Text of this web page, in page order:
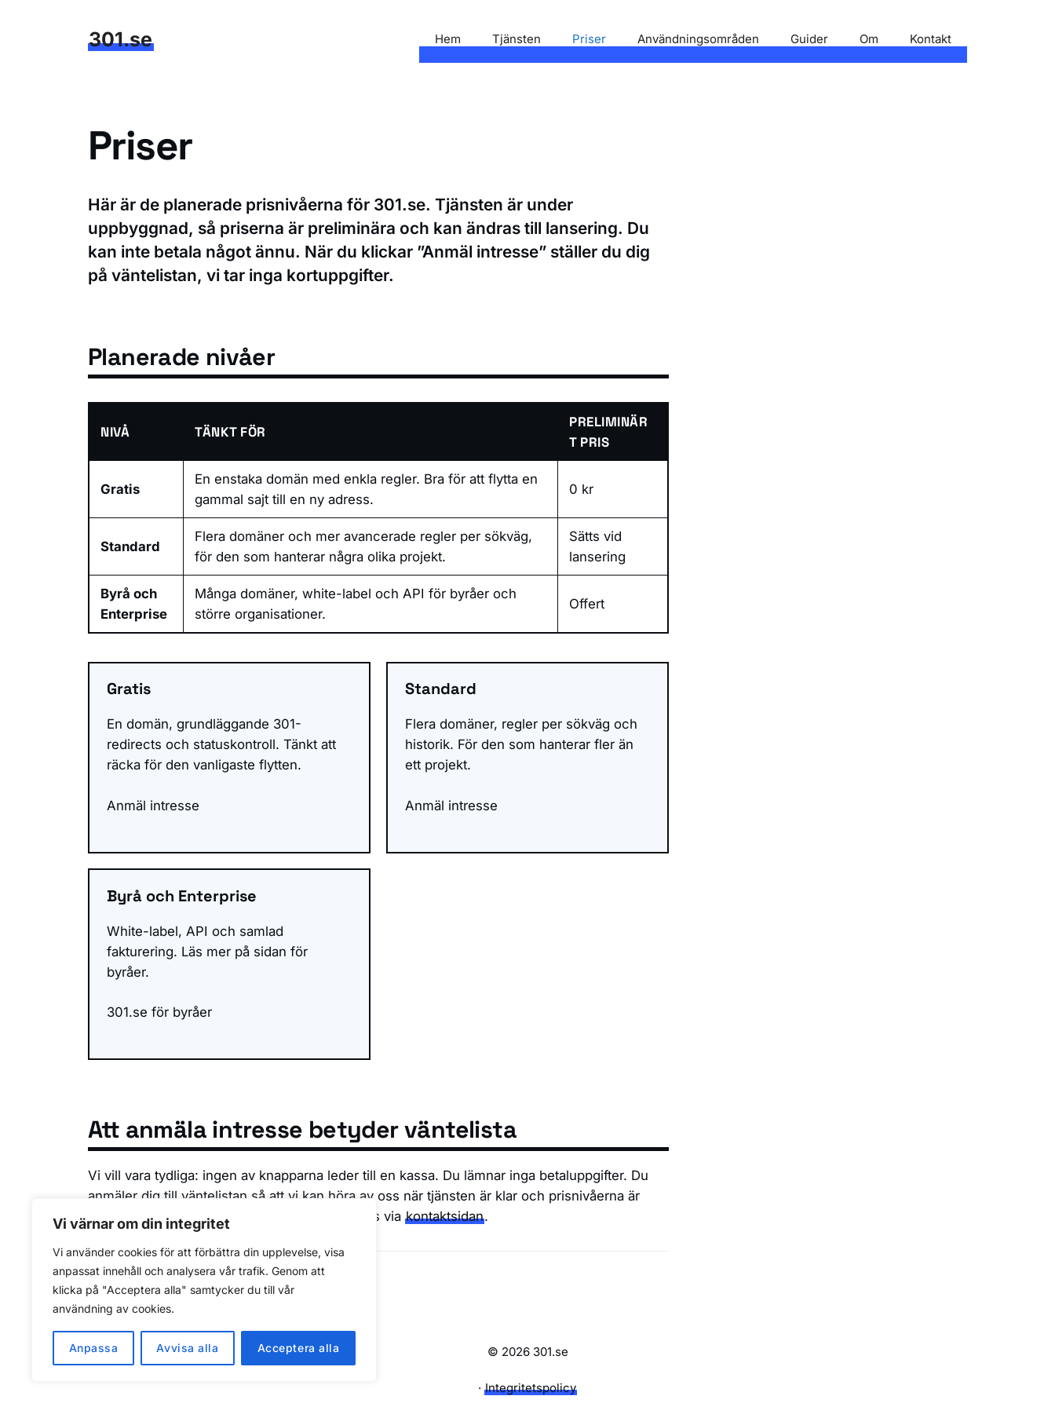
Vi värnar om din integritet
Vi använder cookies för att förbättra din upplevelse, visa
anpassat innehåll och analysera vår trafik. Genom att
klicka på "Acceptera alla" samtycker du till vår
användning av cookies.
Anpassa Avvisa alla Acceptera alla
301.se Hem Tjänsten Priser Användningsområden Guider Om Kontakt
Priser
Här är de planerade prisnivåerna för 301.se. Tjänsten är under
uppbyggnad, så priserna är preliminära och kan ändras till lansering. Du
kan inte betala något ännu. När du klickar ”Anmäl intresse” ställer du dig
på väntelistan, vi tar inga kortuppgifter.
Planerade nivåer
NIVÅ TÄNKT FÖR
PRELIMINÄR
T PRIS
Gratis
En enstaka domän med enkla regler. Bra för att flytta en
gammal sajt till en ny adress.
0 kr
Standard
Flera domäner och mer avancerade regler per sökväg,
för den som hanterar några olika projekt.
Sätts vid
lansering
Byrå och
Enterprise
Många domäner, white-label och API för byråer och
större organisationer.
Offert
Gratis
En domän, grundläggande 301-
redirects och statuskontroll. Tänkt att
räcka för den vanligaste flytten.
Anmäl intresse
Standard
Flera domäner, regler per sökväg och
historik. För den som hanterar fler än
ett projekt.
Anmäl intresse
Byrå och Enterprise
White-label, API och samlad
fakturering. Läs mer på sidan för
byråer.
301.se för byråer
Att anmäla intresse betyder väntelista
Vi vill vara tydliga: ingen av knapparna leder till en kassa. Du lämnar inga betaluppgifter. Du
anmäler dig till väntelistan så att vi kan höra av oss när tjänsten är klar och prisnivåerna är
fastställda. Har du frågor innan dess når du oss via kontaktsidan.
Senast faktagranskad: 15 juli 2026
© 2026 301.se
·Integritetspolicy